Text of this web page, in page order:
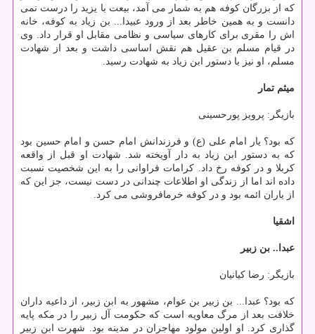
که از بزرگان کوفه هم به شمار می آمد، بیعت با یزید را درست نمی
دانست و به همین خاطر بعد از ورود عبیدا... بن زیاد به کوفه، خانه
اش را مقری برای کارهای سیاسی و نظامی مقابل او قرار داد. وی
در قیام مسلم بن عقیل هم نقش اساسی داشت و بعد از شهادت
مسلم، او نیز با دستور ابن زیاد به شهادت رسید.
میثم تمار
بازیگر: پرویز پورحسینی
که بود؟ یار امام علی (ع) و فرزندانش امام حسن و امام حسین بود
که به دستور ابن زیاد به دار آویخته شد. شهادت او قبل از واقعه
کربلا و در کوفه رخ داد. کرامات فراوانی را به این شخصیت نسبت
داده اند اما از زندگی او اطلاعات چندانی در دست نیست، جز این که
از یاران ائمه بود و در کوفه خرمافروشی می کرد.
اشقیا
عبدا.. بن زبیر
بازیگر: رضا کیانیان
که بود؟ عبدا... بن زبیر بن عوام، مشهور به ابن زبیر، از داعیه داران
خلافت بعد از مرگ معاویه است که حکومت آل زبیر را در مکه پایه
گذاری کرد. او اولین مولود مهاجران در مدینه بود. شهرت ابن زبیر